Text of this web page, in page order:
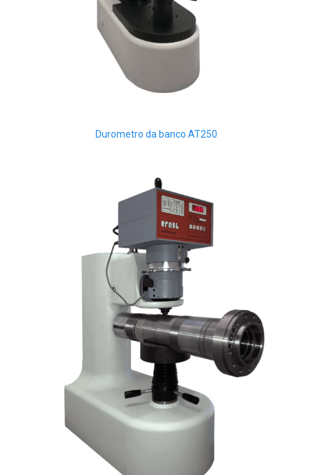
Durometro da banco AT250